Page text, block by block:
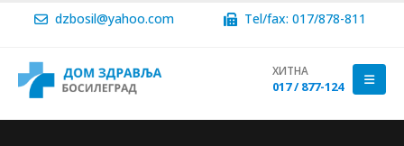
dzbosil@yahoo.com Tel/fax: 017/878-811
ХИТНА
017 / 877-124